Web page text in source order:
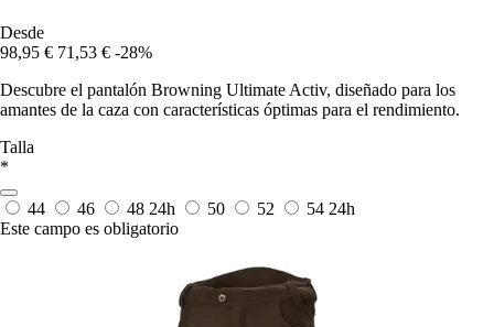
Desde
98,95 € 71,53 € -28%
Descubre el pantalón Browning Ultimate Activ, diseñado para los
amantes de la caza con características óptimas para el rendimiento.
Talla
*
44 46 48 24h 50 52 54 24h
Este campo es obligatorio